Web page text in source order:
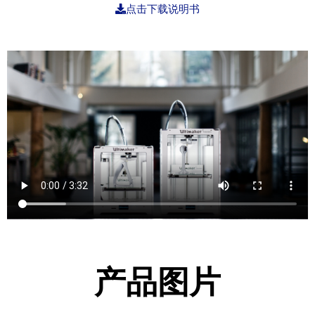
点击下载说明书
产品图片